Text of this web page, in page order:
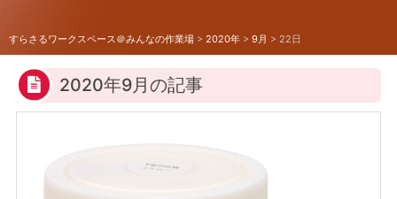
すらさるワークスペース＠みんなの作業場 > 2020年 > 9月 > 22日
2020年9月の記事